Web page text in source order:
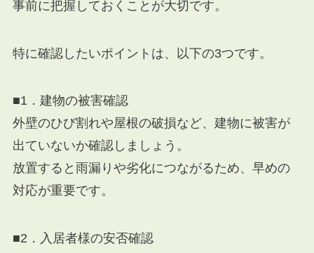
事前に把握しておくことが大切です。
特に確認したいポイントは、以下の3つです。
■1．建物の被害確認
外壁のひび割れや屋根の破損など、建物に被害が
出ていないか確認しましょう。
放置すると雨漏りや劣化につながるため、早めの
対応が重要です。
■2．入居者様の安否確認